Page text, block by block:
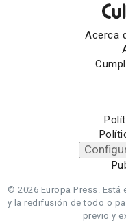
Acerca
© 2026 Europa Press. Está
y la redifusión de todo o
previo y